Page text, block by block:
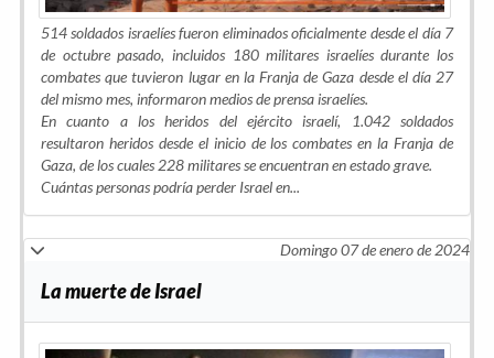
514 soldados israelíes fueron eliminados oficialmente desde el día 7
de octubre pasado, incluidos 180 militares israelíes durante los
combates que tuvieron lugar en la Franja de Gaza desde el día 27
del mismo mes, informaron medios de prensa israelíes.
En cuanto a los heridos del ejército israelí, 1.042 soldados
resultaron heridos desde el inicio de los combates en la Franja de
Gaza, de los cuales 228 militares se encuentran en estado grave.
Cuántas personas podría perder Israel en...
Domingo 07 de enero de 2024
La muerte de Israel